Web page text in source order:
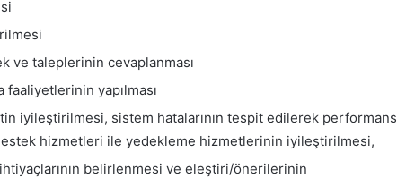
ve taleplerinin cevaplanması
yapılması
iyileştirilmesi, sistem hatalarının tespit edilerek performans
hizmetleri ile yedekleme hizmetlerinin iyileştirilmesi,
belirlenmesi ve eleştiri/önerilerinin